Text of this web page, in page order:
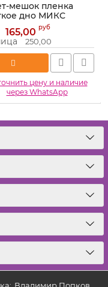
мешок пленка
дно МИКС
1150-5
1150-5
165,00 руб
250,00
цену и наличие
через WhatsApp